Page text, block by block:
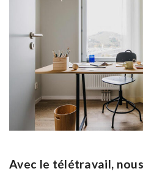
Avec le télétravail,